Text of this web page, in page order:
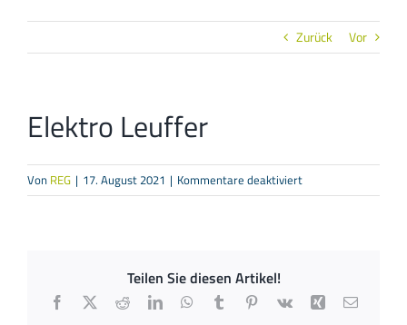
Zurück Vor
Elektro Leuffer
Von REG | 17. August 2021 | Kommentare deaktiviertfür
Elektro
Teilen Sie diesen Artikel!
Facebook
X RedditLinkedInWhatsApp
TumblrPinterest
Vk Xing E-